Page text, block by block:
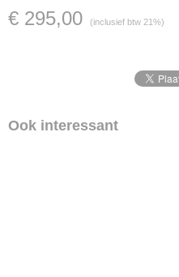
€ 295,00 (inclusief btw 21%)
Ook interessant